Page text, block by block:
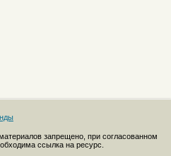
запрещено, при согласованном
ссылка на ресурс.